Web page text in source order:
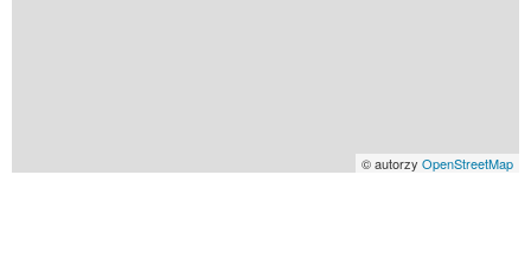
© autorzy OpenStreetMap